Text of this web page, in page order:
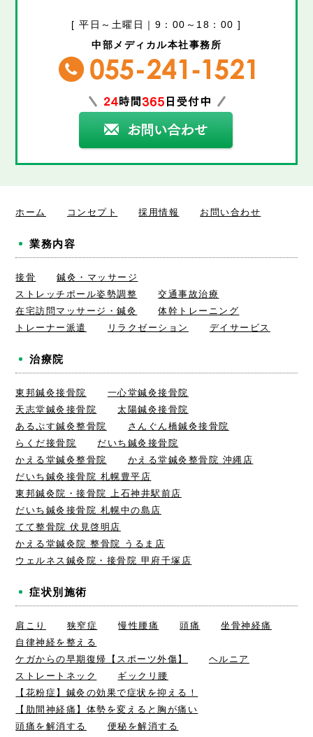
[ 平日～土曜日｜9：00～18：00 ]
中部メディカル本社事務所
ホーム コンセプト 採用情報 お問い合わせ
業務内容
接骨
鍼灸・マッサージ
ストレッチポール姿勢調整
交通事故治療
在宅訪問マッサージ・鍼灸
体幹トレーニング
トレーナー派遣
リラクゼーション デイサービス
治療院
東邦鍼灸接骨院
一心堂鍼灸接骨院
天志堂鍼灸接骨院
太陽鍼灸接骨院
あるぷす鍼灸整骨院
さんぐん橋鍼灸接骨院
らくだ接骨院
だいち鍼灸接骨院
かえる堂鍼灸整骨院
かえる堂鍼灸整骨院 沖縄店
だいち鍼灸接骨院 札幌豊平店
東邦鍼灸院・接骨院 上石神井駅前店
だいち鍼灸接骨院 札幌中の島店
てて整骨院 伏見啓明店
かえる堂鍼灸院 整骨院 うるま店
ウェルネス鍼灸院・接骨院 甲府千塚店
症状別施術
肩こり 狭窄症 慢性腰痛 頭痛
坐骨神経痛
自律神経を整える
ケガからの早期復帰【スポーツ外傷】
ヘルニア
ストレートネック
ギックリ腰
【花粉症】鍼灸の効果で症状を抑える！
【肋間神経痛】体勢を変えると胸が痛い
頭痛を解消する
便秘を解消する